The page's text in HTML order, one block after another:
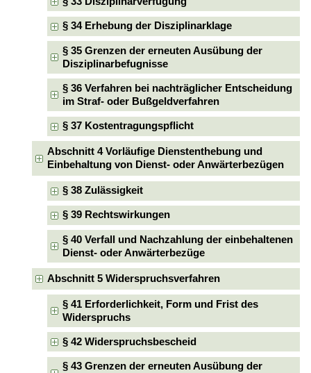
§ 34 Erhebung der Disziplinarklage
§ 35 Grenzen der erneuten Ausübung der
Disziplinarbefugnisse
§ 36 Verfahren bei nachträglicher Entscheidung
im Straf- oder Bußgeldverfahren
§ 37 Kostentragungspflicht
Abschnitt 4 Vorläufige Dienstenthebung und
Einbehaltung von Dienst- oder Anwärterbezügen
§ 38 Zulässigkeit
§ 39 Rechtswirkungen
§ 40 Verfall und Nachzahlung der einbehaltenen
Dienst- oder Anwärterbezüge
Abschnitt 5 Widerspruchsverfahren
§ 41 Erforderlichkeit, Form und Frist des
Widerspruchs
§ 42 Widerspruchsbescheid
§ 43 Grenzen der erneuten Ausübung der